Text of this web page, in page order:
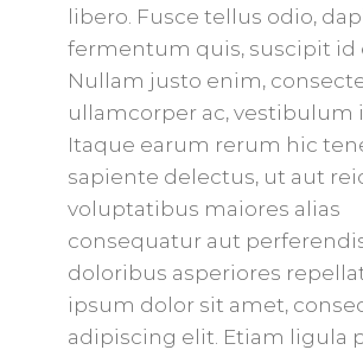
libero. Fusce tellus odio,
fermentum quis, suscipit id
Nullam justo enim,
ullamcorper ac, vestibulum
Itaque earum rerum hic
sapiente delectus, ut aut
voluptatibus maiores alias
consequatur aut
doloribus asperiores
ipsum dolor sit amet,
adipiscing elit. Etiam ligula